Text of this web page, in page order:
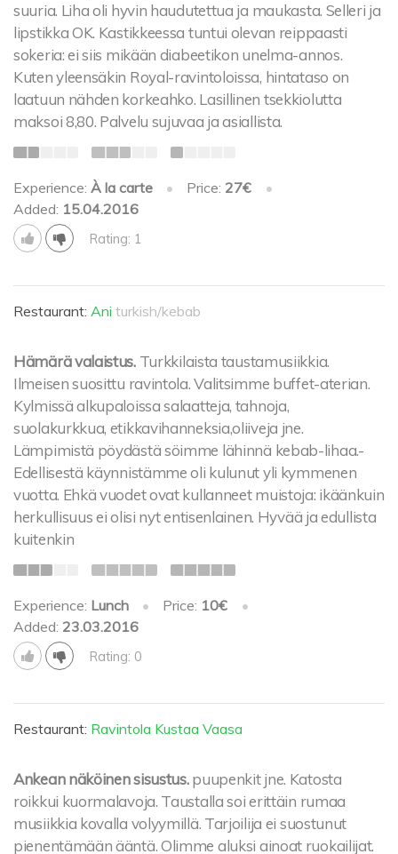
suuria. Liha oli hyvin haudutettua ja maukasta. Selleri ja
lipstikka OK. Kastikkeessa tuntui olevan reippaasti
sokeria: ei siis mikään diabeetikon unelma-annos.
Kuten yleensäkin Royal-ravintoloissa, hintataso on
laatuun nähden korkeahko. Lasillinen tsekkiolutta
maksoi 8,80. Palvelu sujuvaa ja asiallista.
Experience: À la carte • Price: 27€
•
Added: 15.04.2016
Rating: 1
Restaurant: Ani turkish/kebab
Hämärä valaistus. Turkkilaista taustamusiikkia.
Ilmeisen suosittu ravintola. Valitsimme buffet-aterian.
Kylmissä alkupaloissa salaatteja, tahnoja,
suolakurkkua, etikkavihanneksia,oliiveja jne.
Lämpimistä pöydästä söimme lähinnä kebab-lihaa.-
Edellisestä käynnistämme oli kulunut yli kymmenen
vuotta. Ehkä vuodet ovat kullanneet muistoja: ikäänkuin
herkullisuus ei olisi nyt entisenlainen. Hyvää ja edullista
kuitenkin
Experience: Lunch • Price: 10€
•
Added: 23.03.2016
Rating: 0
Restaurant: Ravintola Kustaa Vaasa
Ankean näköinen sisustus. puupenkit jne. Katosta
roikkui kuormalavoja. Taustalla soi erittäin rumaa
musiikkia kovalla volyymillä. Tarjoilija ei suostunut
pienentämään ääntä. Olimme aluksi ainoat ruokailijat.